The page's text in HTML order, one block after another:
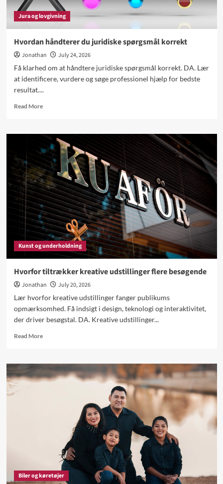
Jura og lovgivning
Hvordan håndterer du juridiske spørgsmål korrekt
Jonathan
July 24, 2026
Få klarhed om at håndtere juridiske spørgsmål korrekt. DA. Lær
at identificere, vurdere og søge professionel hjælp for bedste
resultat....
Read MoreRead
Hvordan
håndterer
du
juridiske
spørgsmål
korrekt
Kunst og underholdning
Hvorfor tiltrækker kreative udstillinger flere besøgende
Jonathan
July 20, 2026
Lær hvorfor kreative udstillinger fanger publikums
opmærksomhed. Få indsigt i design, teknologi og interaktivitet,
der driver besøgstal. DA. Kreative udstillinger...
Read MoreRead
Hvorfor
tiltrækker
kreative
Biler og køretøjer